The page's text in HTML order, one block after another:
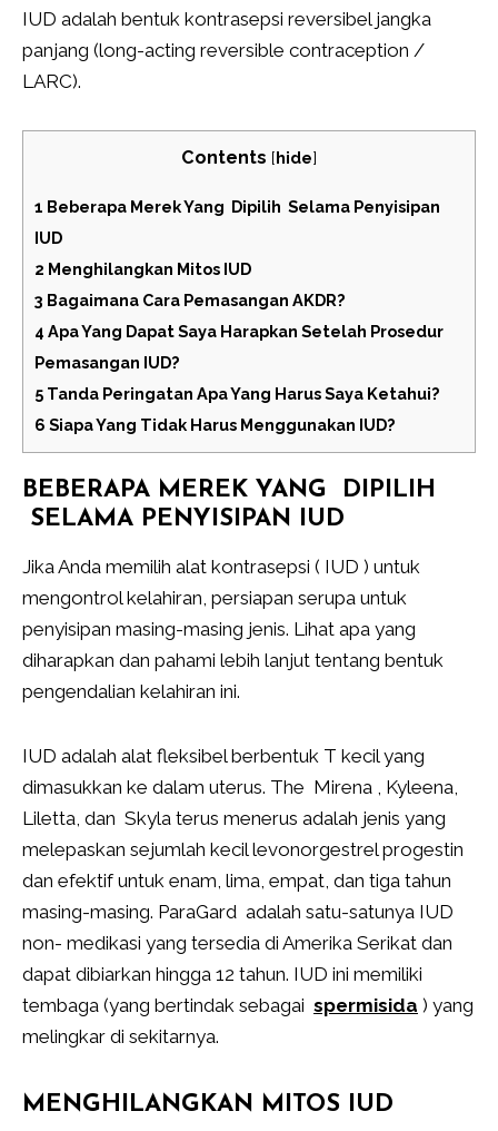
IUD adalah bentuk kontrasepsi reversibel jangka
panjang (long-acting reversible contraception /
LARC).
Contents [hide]
1 Beberapa Merek Yang Dipilih Selama Penyisipan
IUD
2 Menghilangkan Mitos IUD
3 Bagaimana Cara Pemasangan AKDR?
4 Apa Yang Dapat Saya Harapkan Setelah Prosedur
Pemasangan IUD?
5 Tanda Peringatan Apa Yang Harus Saya Ketahui?
6 Siapa Yang Tidak Harus Menggunakan IUD?
BEBERAPA MEREK YANG DIPILIH
SELAMA PENYISIPAN IUD
Jika Anda memilih alat kontrasepsi ( IUD ) untuk
mengontrol kelahiran, persiapan serupa untuk
penyisipan masing-masing jenis. Lihat apa yang
diharapkan dan pahami lebih lanjut tentang bentuk
pengendalian kelahiran ini.
IUD adalah alat fleksibel berbentuk T kecil yang
dimasukkan ke dalam uterus. The Mirena , Kyleena,
Liletta, dan Skyla terus menerus adalah jenis yang
melepaskan sejumlah kecil levonorgestrel progestin
dan efektif untuk enam, lima, empat, dan tiga tahun
masing-masing. ParaGard adalah satu-satunya IUD
non- medikasi yang tersedia di Amerika Serikat dan
dapat dibiarkan hingga 12 tahun. IUD ini memiliki
tembaga (yang bertindak sebagai spermisida ) yang
melingkar di sekitarnya.
MENGHILANGKAN MITOS IUD